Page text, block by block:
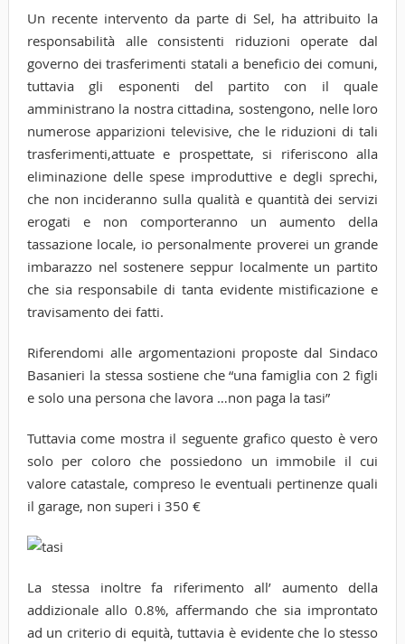
Un recente intervento da parte di Sel, ha attribuito la
responsabilità alle consistenti riduzioni operate dal
governo dei trasferimenti statali a beneficio dei comuni,
tuttavia gli esponenti del partito con il quale
amministrano la nostra cittadina, sostengono, nelle loro
numerose apparizioni televisive, che le riduzioni di tali
trasferimenti,attuate e prospettate, si riferiscono alla
eliminazione delle spese improduttive e degli sprechi,
che non incideranno sulla qualità e quantità dei servizi
erogati e non comporteranno un aumento della
tassazione locale, io personalmente proverei un grande
imbarazzo nel sostenere seppur localmente un partito
che sia responsabile di tanta evidente mistificazione e
travisamento dei fatti.
Riferendomi alle argomentazioni proposte dal Sindaco
Basanieri la stessa sostiene che “una famiglia con 2 figli
e solo una persona che lavora …non paga la tasi”
Tuttavia come mostra il seguente grafico questo è vero
solo per coloro che possiedono un immobile il cui
valore catastale, compreso le eventuali pertinenze quali
il garage, non superi i 350 €
La stessa inoltre fa riferimento all’ aumento della
addizionale allo 0.8%, affermando che sia improntato
ad un criterio di equità, tuttavia è evidente che lo stesso